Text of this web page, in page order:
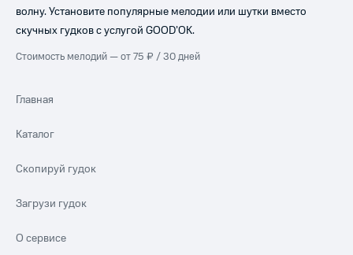
волну. Установите популярные мелодии или шутки вместо
скучных гудков с услугой GOOD’OK.
Стоимость мелодий — от 75 ₽ / 30 дней
Главная
Каталог
Скопируй гудок
Загрузи гудок
О сервисе